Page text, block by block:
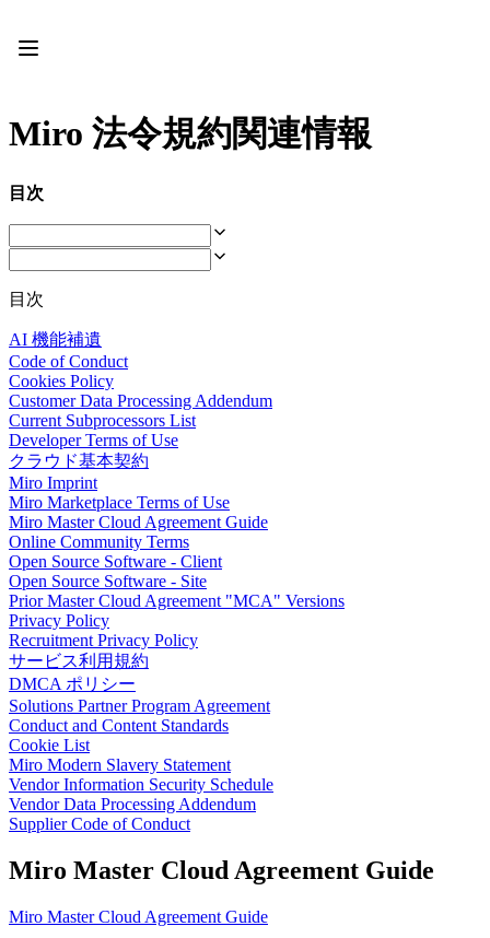
プロトタイプとワイヤーフレーム
Engage
コネクター
MCP サーバー
Enterprise Guard
開発者プラットフォーム
アプリをダウンロード
フォーマット
ダイアグラム
カンバン
タイムライン
Talktrack
テーブル
スライド
活用事例
注目アイテム
AI プレイブックを見る
Miroverse をチェック
全般
ダイアグラム
ワークショップ
ブレインストーミング
コンセプトマップ
特定用途
Miro 法令規約関連情報
目次
目次
AI 機能補遺
Code of Conduct
Cookies Policy
Customer Data Processing Addendum
Current Subprocessors List
Developer Terms of Use
クラウド基本契約
Miro Imprint
Miro Marketplace Terms of Use
Miro Master Cloud Agreement Guide
Online Community Terms
Open Source Software - Client
Open Source Software - Site
Prior Master Cloud Agreement "MCA" Versions
Privacy Policy
Recruitment Privacy Policy
サービス利用規約
DMCA ポリシー
Solutions Partner Program Agreement
Conduct and Content Standards
Cookie List
Miro Modern Slavery Statement
Vendor Information Security Schedule
Vendor Data Processing Addendum
Supplier Code of Conduct
Miro Master Cloud Agreement Guide
Miro Master Cloud Agreement Guide